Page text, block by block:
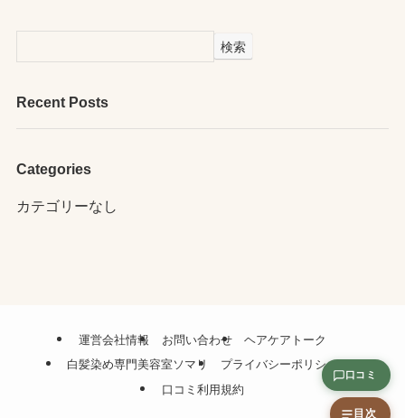
検索
Recent Posts
Categories
カテゴリーなし
運営会社情報 お問い合わせ
ヘアケアトーク
白髪染め専門美容室ソマリ
プライバシーポリシー
口コミ利用規約
口コミ
目次